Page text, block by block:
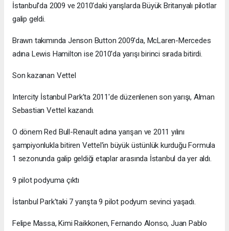
İstanbul'da 2009 ve 2010'daki yarışlarda Büyük Britanyalı pilotlar
galip geldi.
Brawn takımında Jenson Button 2009'da, McLaren-Mercedes
adına Lewis Hamilton ise 2010'da yarışı birinci sırada bitirdi.
Son kazanan Vettel
Intercity İstanbul Park'ta 2011'de düzenlenen son yarışı, Alman
Sebastian Vettel kazandı.
O dönem Red Bull-Renault adına yarışan ve 2011 yılını
şampiyonlukla bitiren Vettel'in büyük üstünlük kurduğu Formula
1 sezonunda galip geldiği etaplar arasında İstanbul da yer aldı.
9 pilot podyuma çıktı
İstanbul Park'taki 7 yarışta 9 pilot podyum sevinci yaşadı.
Felipe Massa, Kimi Raikkonen, Fernando Alonso, Juan Pablo